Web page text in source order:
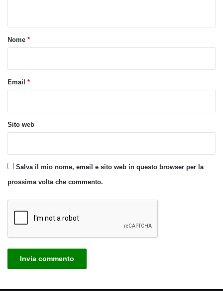
o
Nome *
Email *
Sito web
Salva il mio nome, email e sito web in questo browser per la
prossima volta che commento.